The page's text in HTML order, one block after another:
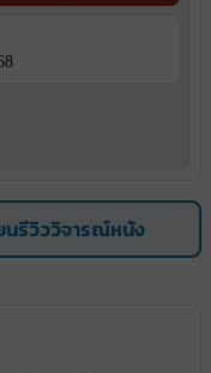
นรีวิววิจารณ์หนัง